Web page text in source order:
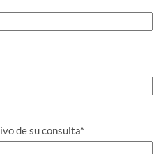
de su consulta*